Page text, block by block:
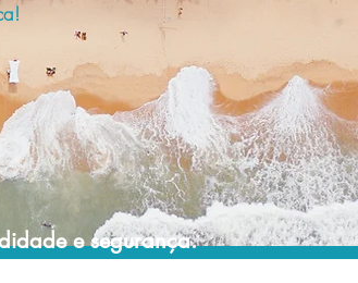
e segurança.